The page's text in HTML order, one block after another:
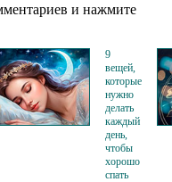
и нажмите
9
вещей,
которые
нужно
делать
каждый
день,
чтобы
хорошо
спать